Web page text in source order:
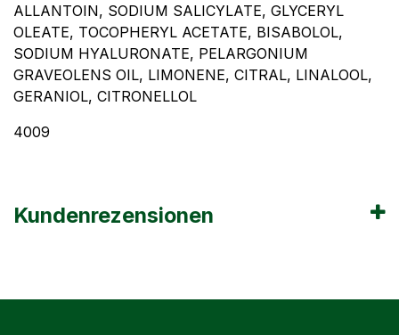
ALLANTOIN, SODIUM SALICYLATE, GLYCERYL
OLEATE, TOCOPHERYL ACETATE, BISABOLOL,
SODIUM HYALURONATE, PELARGONIUM
GRAVEOLENS OIL, LIMONENE, CITRAL, LINALOOL,
GERANIOL, CITRONELLOL
4009
Kundenrezensionen